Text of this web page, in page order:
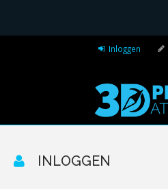
Inloggen
INLOGGEN